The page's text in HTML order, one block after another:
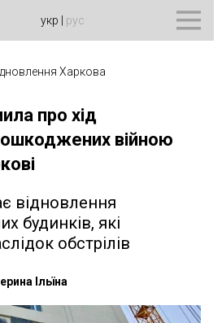
укр рус
Харкова
про хід
війною
відновлення
будинків, які
обстрілів
Ільїна